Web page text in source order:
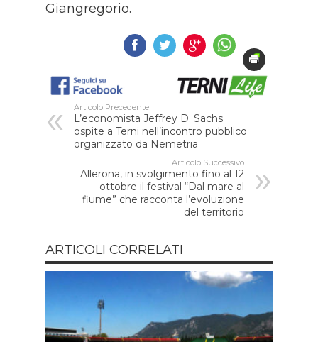
Giangregorio.
Articolo Precedente
L’economista Jeffrey D. Sachs
ospite a Terni nell’incontro pubblico
organizzato da Nemetria
Articolo Successivo
Allerona, in svolgimento fino al 12
ottobre il festival “Dal mare al
fiume” che racconta l’evoluzione
del territorio
ARTICOLI CORRELATI